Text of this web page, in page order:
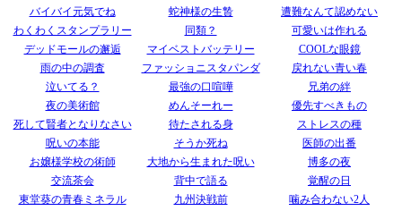
バイバイ元気でね
蛇神様の生贄
遭難なんて認めない
わくわくスタンプラリー
同類？
可愛いは作れる
デッドモールの邂逅
マイベストバッテリー
COOLな眼鏡
雨の中の調査
ファッショニスタパンダ
戻れない青い春
泣いてる？
最強の口喧嘩
兄弟の絆
夜の美術館
めんそーれー
優先すべきもの
死して賢者となりなさい
待たされる身
ストレスの種
呪いの本能
そうか死ね
医師の出番
お嬢様学校の術師
大地から生まれた呪い
博多の夜
交流茶会
背中で語る
覚醒の日
東堂葵の青春ミネラル
九州決戦前 噛み合わない2人